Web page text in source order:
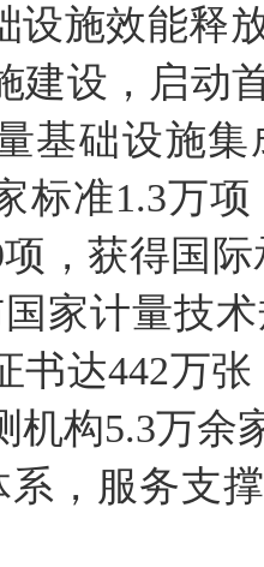
设施效能释
建设，启动
基础设施
标准1.3万
，获得国
家计量技
书达442万
机构5.3万余
系，服务支